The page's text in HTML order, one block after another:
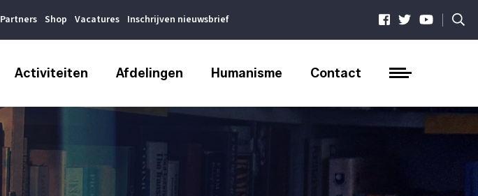
Partners Shop Vacatures Inschrijven nieuwsbrief |
Activiteiten Afdelingen Humanisme Contact